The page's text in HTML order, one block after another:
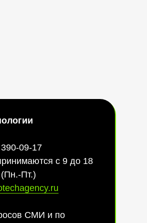
09-17
с 9 до 18
Пт.)
СМИ и по